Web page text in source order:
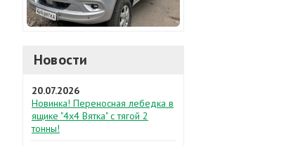
Новости
20.07.2026
Новинка! Переносная лебедка в
ящике "4х4 Вятка" с тягой 2
тонны!